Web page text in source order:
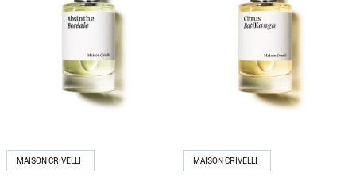
L'ARTISAN PARFUMEUR
ラルチザン パフューマー
LANVIN
ランバン
MAISON CRIVELLI MAISON CRIVELLI